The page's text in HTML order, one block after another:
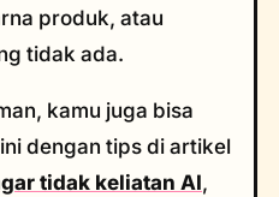
produk, atau
tidak ada.
kamu juga bisa
dengan tips di artikel
tidak keliatan AI,